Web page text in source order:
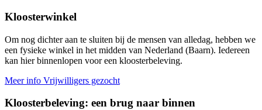
Kloosterwinkel
Om nog dichter aan te sluiten bij de mensen van alledag, hebben we
een fysieke winkel in het midden van Nederland (Baarn). Iedereen
kan hier binnenlopen voor een kloosterbeleving.
Meer info Vrijwilligers gezocht
Kloosterbeleving: een brug naar binnen